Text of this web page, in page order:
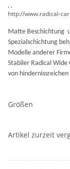
, ,
http://www.radical-
Matte Beschichtung
Spezialschichtung
Modelle anderer
Stabiler Radical
von hindernissreichen
Größen
Artikel zurzeit